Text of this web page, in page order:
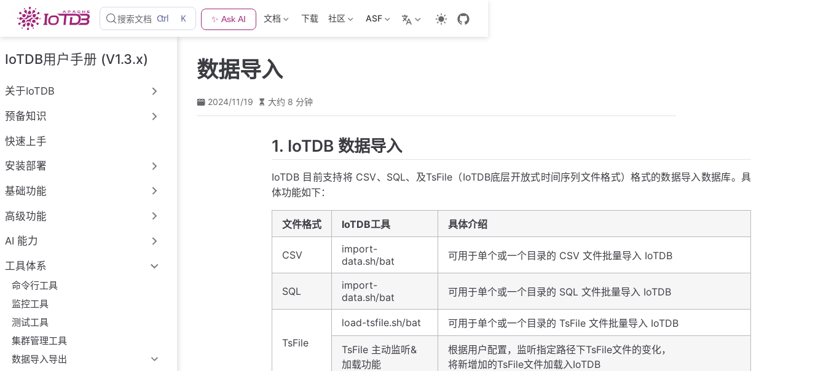
跳
至
主
要
內
搜索文档 Ctrl K ✨ Ask AI 文档 下载 社区 ASF
IoTDB用户手册 (V1.3.x)
关于IoTDB
预备知识
快速上手
安装部署
基础功能
高级功能
AI 能力
工具体系
命令行工具
监控工具
测试工具
集群管理工具
数据导入导出
数据导入
2024/11/19 大约 8 分钟
1. IoTDB 数据导入
IoTDB 目前支持将 CSV、SQL、及TsFile（IoTDB底层开放式时间序列文件格式）格式的数据导入数据库。具
体功能如下：
文件格式 IoTDB工具 具体介绍
CSV
import-
data.sh/bat
可用于单个或一个目录的 CSV 文件批量导入 IoTDB
SQL
import-
data.sh/bat
可用于单个或一个目录的 SQL 文件批量导入 IoTDB
TsFile
load-tsfile.sh/bat 可用于单个或一个目录的 TsFile 文件批量导入 IoTDB
TsFile 主动监听&
加载功能
根据用户配置，监听指定路径下TsFile文件的变化，
将新增加的TsFile文件加载入IoTDB